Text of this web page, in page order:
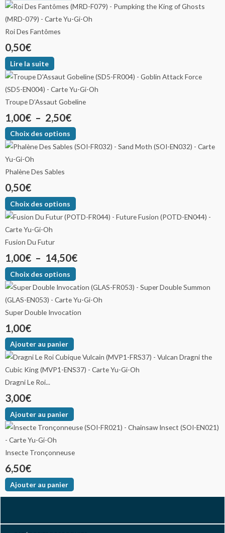
Roi Des Fantômes
0,50€
Lire la suite
Troupe D’Assaut Gobeline
1,00€ – 2,50€
Choix des options
Phalène Des Sables
0,50€
Choix des options
Fusion Du Futur
1,00€ – 14,50€
Choix des options
Super Double Invocation
1,00€
Ajouter au panier
Dragni Le Roi...
3,00€
Ajouter au panier
Insecte Tronçonneuse
6,50€
Ajouter au panier